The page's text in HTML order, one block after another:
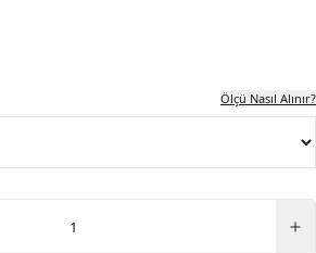
Ölçü Nasıl Alınır?
1